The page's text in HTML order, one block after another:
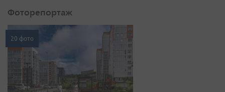
Фоторепортаж
20 фото